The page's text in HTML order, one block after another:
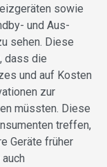
sowie
und Aus-
sehen. Diese
dass die
und auf Kosten
zur
müssten. Diese
treffen,
Geräte früher